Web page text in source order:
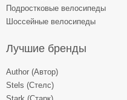
Подростковые велосипеды
Шоссейные велосипеды
Лучшие бренды
Author (Автор)
Stels (Стелс)